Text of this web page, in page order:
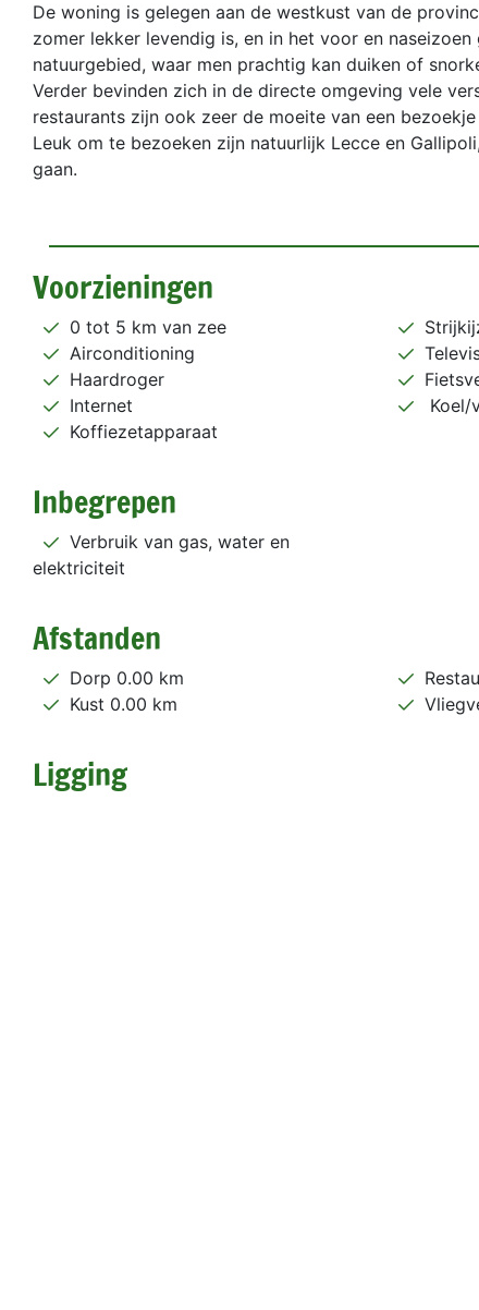
De woning is gelegen aan de westkust van de
zomer lekker levendig is, en in het voor en
natuurgebied, waar men prachtig kan duiken of
Verder bevinden zich in de directe omgeving vele
restaurants zijn ook zeer de moeite van een
Leuk om te bezoeken zijn natuurlijk Lecce en
gaan.
Voorzieningen
0 tot 5 km van zee
Airconditioning
Haardroger
Internet
Koffiezetapparaat
Koel/
Inbegrepen
Verbruik van gas, water en
elektriciteit
Afstanden
Dorp 0.00 km
Kust 0.00 km
Ligging